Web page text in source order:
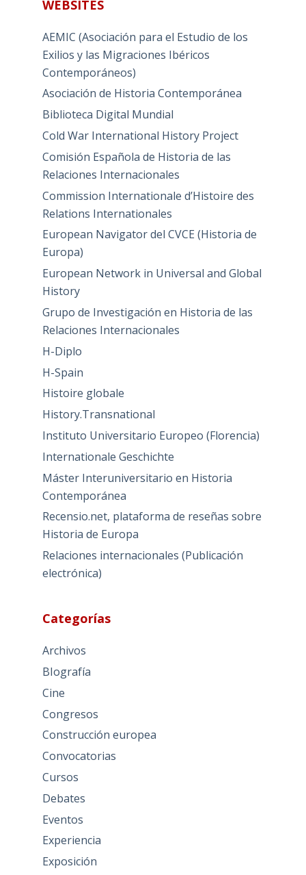
WEBSITES
AEMIC (Asociación para el Estudio de los
Exilios y las Migraciones Ibéricos
Contemporáneos)
Asociación de Historia Contemporánea
Biblioteca Digital Mundial
Cold War International History Project
Comisión Española de Historia de las
Relaciones Internacionales
Commission Internationale d’Histoire des
Relations Internationales
European Navigator del CVCE (Historia de
Europa)
European Network in Universal and Global
History
Grupo de Investigación en Historia de las
Relaciones Internacionales
H-Diplo
H-Spain
Histoire globale
History.Transnational
Instituto Universitario Europeo (Florencia)
Internationale Geschichte
Máster Interuniversitario en Historia
Contemporánea
Recensio.net, plataforma de reseñas sobre
Historia de Europa
Relaciones internacionales (Publicación
electrónica)
Categorías
Archivos
BIografía
Cine
Congresos
Construcción europea
Convocatorias
Cursos
Debates
Eventos
Experiencia
Exposición